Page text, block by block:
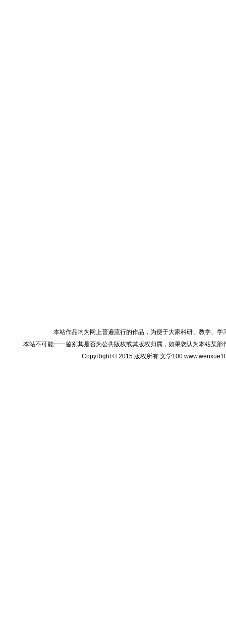
本站作品均为网上普遍流行的作品，为便于大家科研、教学、
本站不可能一一鉴别其是否为公共版权或其版权归属，如果您认为本站某
CopyRight © 2015 版权所有 文学100